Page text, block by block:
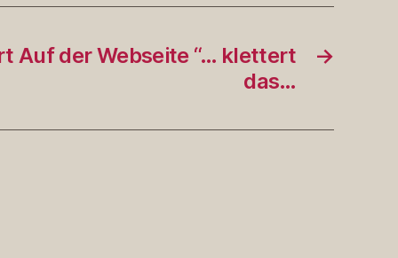
→
Auf der Webseite “… klettert
das…